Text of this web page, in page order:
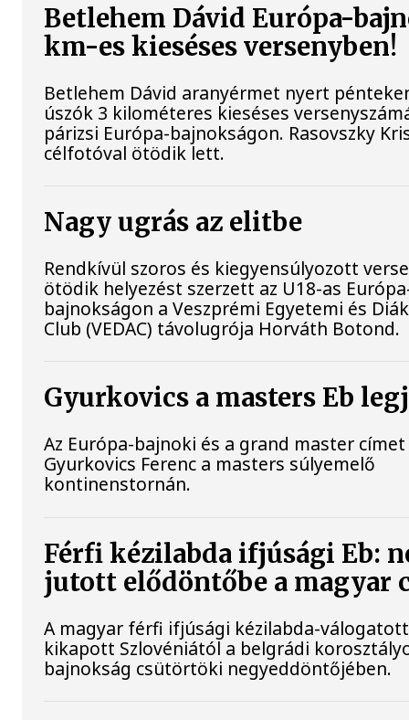
Betlehem Dávid Európa-
km-es kieséses versenyben!
Betlehem Dávid aranyérmet nyert
úszók 3 kilométeres kieséses
párizsi Európa-bajnokságon. Rasovszky
célfotóval ötödik lett.
Nagy ugrás az elitbe
Rendkívül szoros és kiegyensúlyozott
ötödik helyezést szerzett az U18-as
bajnokságon a Veszprémi Egyetemi és
Club (VEDAC) távolugrója Horváth Botond.
Gyurkovics a masters Eb
Az Európa-bajnoki és a grand master
Gyurkovics Ferenc a masters súlyemelő
kontinenstornán.
Férfi kézilabda ifjúsági Eb:
jutott elődöntőbe a magyar
A magyar férfi ifjúsági kézilabda-
kikapott Szlovéniától a belgrádi
bajnokság csütörtöki negyeddöntőjében.